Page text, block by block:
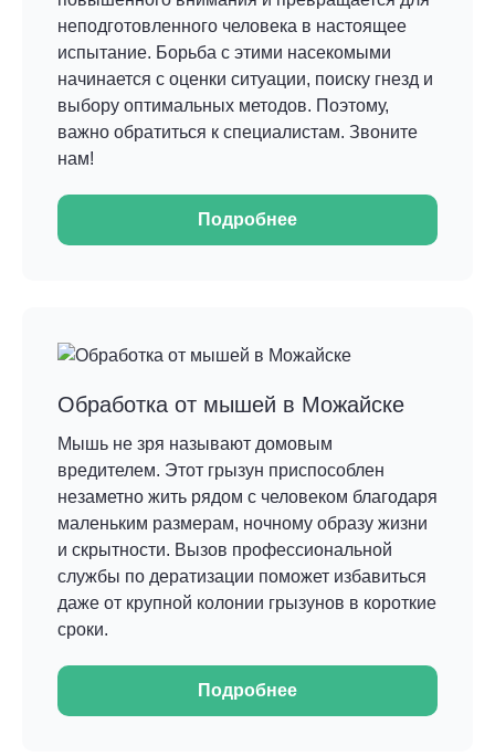
неподготовленного человека в настоящее
испытание. Борьба с этими насекомыми
начинается с оценки ситуации, поиску гнезд и
выбору оптимальных методов. Поэтому,
важно обратиться к специалистам. Звоните
нам!
Подробнее
Обработка от мышей в Можайске
Мышь не зря называют домовым
вредителем. Этот грызун приспособлен
незаметно жить рядом с человеком благодаря
маленьким размерам, ночному образу жизни
и скрытности. Вызов профессиональной
службы по дератизации поможет избавиться
даже от крупной колонии грызунов в короткие
сроки.
Подробнее